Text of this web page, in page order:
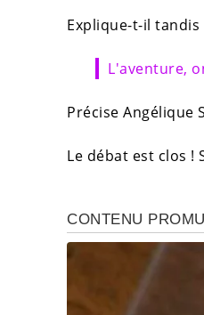
Explique-t-il
L'aventure,
Précise Angélique
Le débat est clos !